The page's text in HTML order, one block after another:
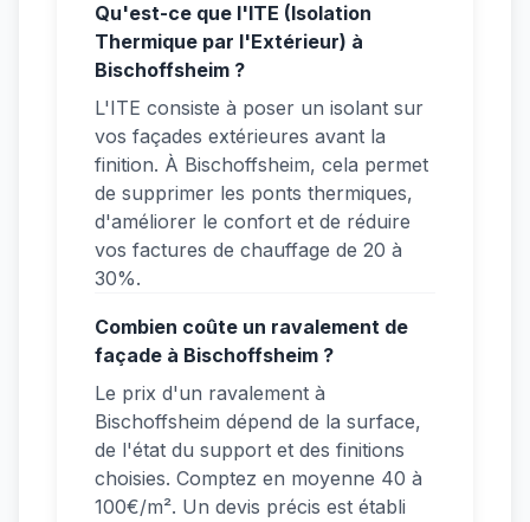
Qu'est-ce que l'ITE (Isolation
Thermique par l'Extérieur) à
Bischoffsheim ?
L'ITE consiste à poser un isolant sur
vos façades extérieures avant la
finition. À Bischoffsheim, cela permet
de supprimer les ponts thermiques,
d'améliorer le confort et de réduire
vos factures de chauffage de 20 à
30%.
Combien coûte un ravalement de
façade à Bischoffsheim ?
Le prix d'un ravalement à
Bischoffsheim dépend de la surface,
de l'état du support et des finitions
choisies. Comptez en moyenne 40 à
100€/m². Un devis précis est établi